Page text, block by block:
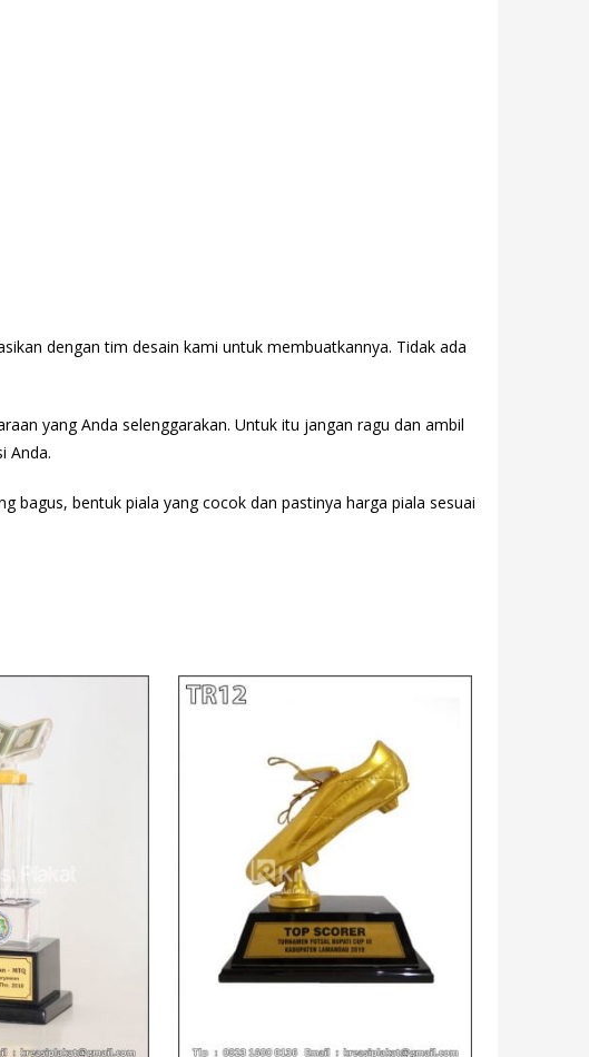
dengan tim desain kami untuk membuatkannya. Tidak ada
yang Anda selenggarakan. Untuk itu jangan ragu dan ambil
Anda.
bagus, bentuk piala yang cocok dan pastinya harga piala sesuai